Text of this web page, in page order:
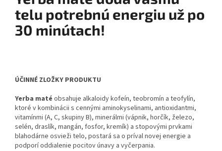
telu potrebnú energiu už po
30 minútach!
ÚČINNÉ ZLOŽKY PRODUKTU
Yerba maté obsahuje alkaloidy kofeín, teobromín a teofylín,
ktoré v kombinácii s cennými aminokyselinami, antioxidantmi,
vitamínmi (A, C, skupiny B), minerálmi (vápnik, horčík, železo,
selén, draslík, mangán, fosfor, kremík) a stopovými prvkami
blahodárne osvieži telo, postará sa o príval novej energie a
podporí oddialenie pocitov únavy a vyčerpania.